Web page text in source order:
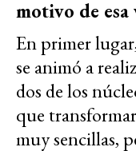
motivo de esa
En primer
se animó a
dos de los
que
muy sencillas,